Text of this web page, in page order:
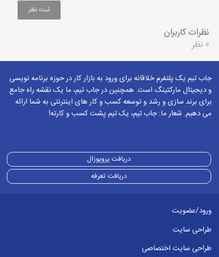
نظرات کاربران
0 نظر
جاب تیم یک پلتفرم خلاقانه برای ورود به بازار کار در حوزه برنامه نویسی
و دیجیتال مارکتینگ است. همچنین در جاب تیم، ما یک نقشه راه جامع
برای برند سازی و رشد و توسعه کسب و کار های اینترنتی به شما ارائه
می دهیم. شعار ما: جاب تیم، یک تیم پشت کسب و کارته!
دریافت پروپوزال
دریافت تعرفه
ورود/عضویت
طراحی سایت
طراحی سایت اختصاصی